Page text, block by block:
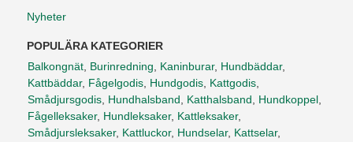
Nyheter
POPULÄRA KATEGORIER
Balkongnät, Burinredning, Kaninburar, Hundbäddar,
Kattbäddar, Fågelgodis, Hundgodis, Kattgodis,
Smådjursgodis, Hundhalsband, Katthalsband, Hundkoppel,
Fågelleksaker, Hundleksaker, Kattleksaker,
Smådjursleksaker, Kattluckor, Hundselar, Kattselar,